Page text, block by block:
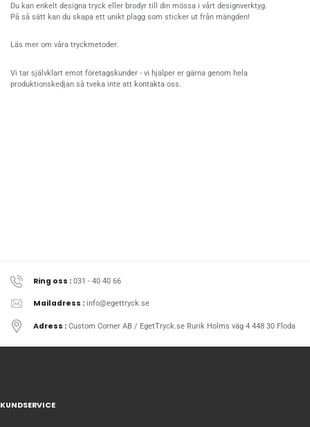
Du kan enkelt designa tryck eller brodyr till din mössa i vårt designverktyg.
På så sätt kan du skapa ett unikt plagg som sticker ut från mängden!
Läs mer om våra tryckmetoder.
Vi tar självklart emot företagskunder - vi hjälper er gärna genom hela
produktionskedjan så tveka inte att kontakta oss.
Ring oss : 031 - 40 40 66
Mailadress : info@egettryck.se
Adress : Custom Corner AB / EgetTryck.se Rurik Holms väg 4 448 30 Floda
KUNDSERVICE